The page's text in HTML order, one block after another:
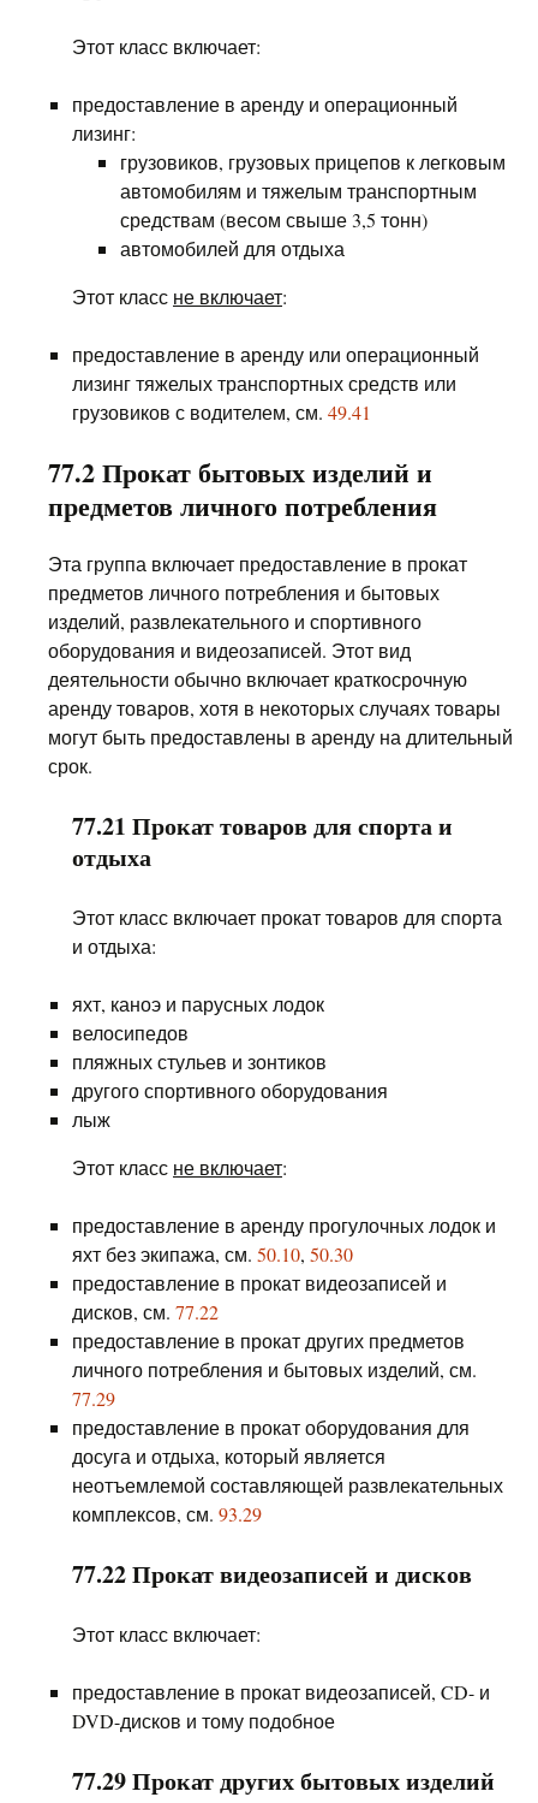
Этот класс включает:
предоставление в аренду и операционный
лизинг:
грузовиков, грузовых прицепов к легковым
автомобилям и тяжелым транспортным
средствам (весом свыше 3,5 тонн)
автомобилей для отдыха
Этот класс не включает:
предоставление в аренду или операционный
лизинг тяжелых транспортных средств или
грузовиков с водителем, см. 49.41
77.2 Прокат бытовых изделий и
предметов личного потребления
Эта группа включает предоставление в прокат
предметов личного потребления и бытовых
изделий, развлекательного и спортивного
оборудования и видеозаписей. Этот вид
деятельности обычно включает краткосрочную
аренду товаров, хотя в некоторых случаях товары
могут быть предоставлены в аренду на длительный
срок.
77.21 Прокат товаров для спорта и
отдыха
Этот класс включает прокат товаров для спорта
и отдыха:
яхт, каноэ и парусных лодок
велосипедов
пляжных стульев и зонтиков
другого спортивного оборудования
лыж
Этот класс не включает:
предоставление в аренду прогулочных лодок и
яхт без экипажа, см. 50.10, 50.30
предоставление в прокат видеозаписей и
дисков, см. 77.22
предоставление в прокат других предметов
личного потребления и бытовых изделий, см.
77.29
предоставление в прокат оборудования для
досуга и отдыха, который является
неотъемлемой составляющей развлекательных
комплексов, см. 93.29
77.22 Прокат видеозаписей и дисков
Этот класс включает:
предоставление в прокат видеозаписей, CD- и
DVD-дисков и тому подобное
77.29 Прокат других бытовых изделий